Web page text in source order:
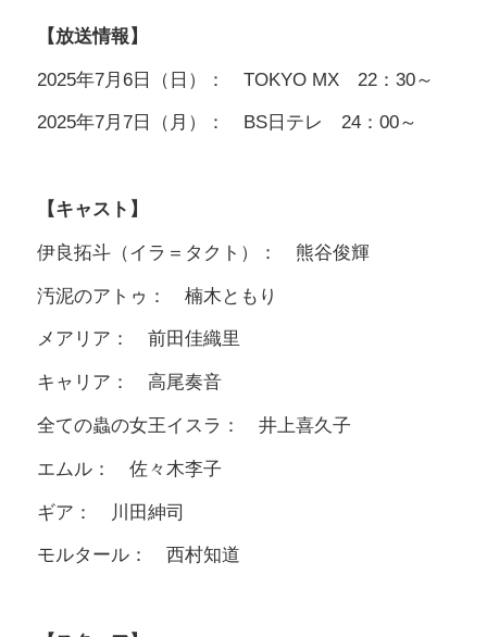
【放送情報】
2025年7月6日（日）： TOKYO MX 22：30～
2025年7月7日（月）： BS日テレ 24：00～
【キャスト】
伊良拓斗（イラ＝タクト）： 熊谷俊輝
汚泥のアトゥ： 楠木ともり
メアリア： 前田佳織里
キャリア： 高尾奏音
全ての蟲の女王イスラ： 井上喜久子
エムル： 佐々木李子
ギア： 川田紳司
モルタール： 西村知道